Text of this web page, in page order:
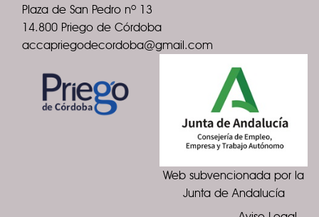
Plaza de San Pedro nº 13
14.800 Priego de Córdoba
accapriegodecordoba@gmail.com
Web subvencionada por la
Junta de Andalucía